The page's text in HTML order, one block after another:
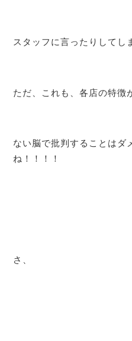
スタッフに言ったりしてし
ただ、これも、各店の特徴
ない脳で批判することはダ
ね！！！！
さ、